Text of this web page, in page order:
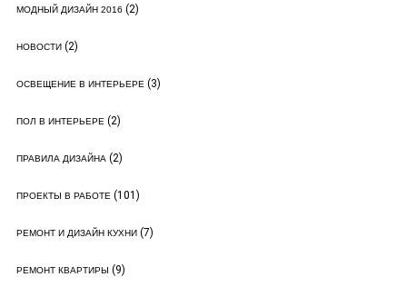
МОДНЫЙ ДИЗАЙН 2016 (2)
НОВОСТИ(2)
ОСВЕЩЕНИЕ В ИНТЕРЬЕРЕ(3)
ПОЛ В ИНТЕРЬЕРЕ(2)
ПРАВИЛА ДИЗАЙНА(2)
ПРОЕКТЫ В РАБОТЕ(101)
РЕМОНТ И ДИЗАЙН КУХНИ(7)
РЕМОНТ КВАРТИРЫ (9)